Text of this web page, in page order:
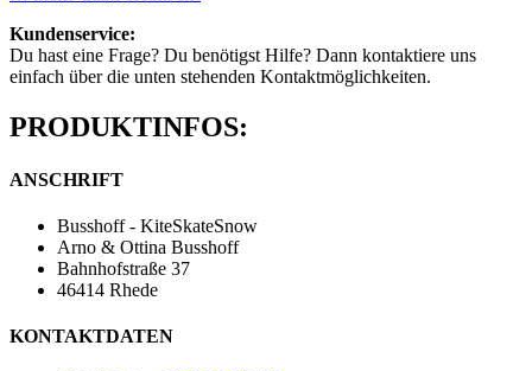
Kundenservice:
Du hast eine Frage? Du benötigst Hilfe? Dann kontaktiere uns
einfach über die unten stehenden Kontaktmöglichkeiten.
PRODUKTINFOS:
ANSCHRIFT
Busshoff - KiteSkateSnow
Arno & Ottina Busshoff
Bahnhofstraße 37
46414 Rhede
KONTAKTDATEN